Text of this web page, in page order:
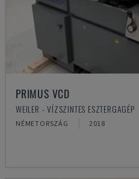
PRIMUS VCD
WEILER - VÍZSZINTES ESZTERGAGÉP
NÉMETORSZÁG 2018